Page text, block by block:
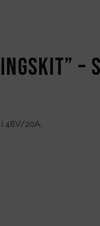
–
i 48V/20A.